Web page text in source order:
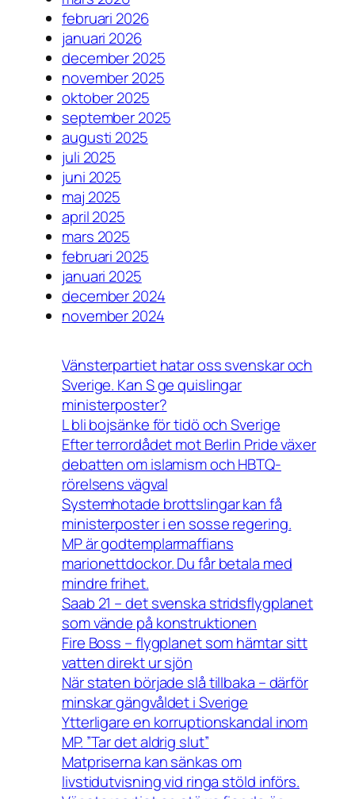
februari 2026
januari 2026
december 2025
november 2025
oktober 2025
september 2025
augusti 2025
juli 2025
juni 2025
maj 2025
april 2025
mars 2025
februari 2025
januari 2025
december 2024
november 2024
Vänsterpartiet hatar oss svenskar och
Sverige. Kan S ge quislingar
ministerposter?
L bli bojsänke för tidö och Sverige
Efter terrordådet mot Berlin Pride växer
debatten om islamism och HBTQ-
rörelsens vägval
Systemhotade brottslingar kan få
ministerposter i en sosse regering.
MP är godtemplarmaffians
marionettdockor. Du får betala med
mindre frihet.
Saab 21 – det svenska stridsflygplanet
som vände på konstruktionen
Fire Boss – flygplanet som hämtar sitt
vatten direkt ur sjön
När staten började slå tillbaka – därför
minskar gängvåldet i Sverige
Ytterligare en korruptionskandal inom
MP. ”Tar det aldrig slut”
Matpriserna kan sänkas om
livstidutvisning vid ringa stöld införs.